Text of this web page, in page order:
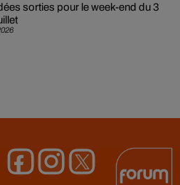
sorties pour le week-end du 3